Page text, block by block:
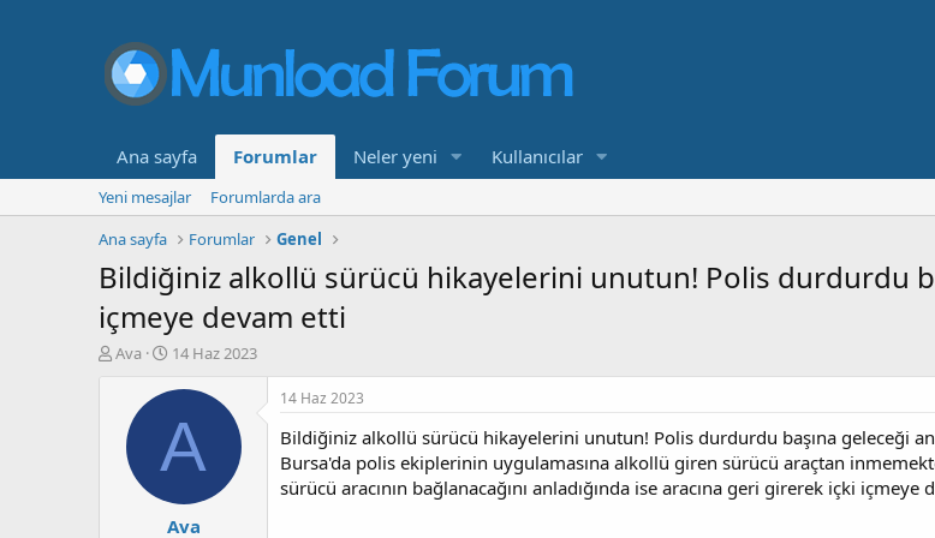
Ana sayfa Forumlar Neler yeni Kullanıcılar
Yeni mesajlar
Forumlarda ara
Ana sayfa
Forumlar Genel
Bildiğiniz alkollü sürücü hikayelerini unutun! Polis durdurdu
içmeye devam etti
K
Ava
B
ş
a
n
ı
ç
14 Haz 2023
A
Ava
14 Haz 2023
Bildiğiniz alkollü sürücü hikayelerini unutun! Polis durdurdu başına geleceği
Bursa'da polis ekiplerinin uygulamasına alkollü giren sürücü araçtan
sürücü aracının bağlanacağını anladığında ise aracına geri girerek içki